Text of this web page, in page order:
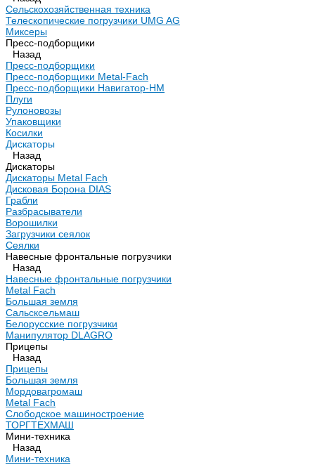
Сельскохозяйственная техника
Телескопические погрузчики UMG AG
Миксеры
Пресс-подборщики
Назад
Пресс-подборщики
Пресс-подборщики Metal-Fach
Пресс-подборщики Навигатор-НМ
Плуги
Рулоновозы
Упаковщики
Косилки
Дискаторы
Назад
Дискаторы
Дискаторы Metal Fach
Дисковая Борона DIAS
Грабли
Разбрасыватели
Ворошилки
Загрузчики сеялок
Сеялки
Навесные фронтальные погрузчики
Назад
Навесные фронтальные погрузчики
Metal Fach
Большая земля
Сальсксельмаш
Белорусские погрузчики
Манипулятор DLAGRO
Прицепы
Назад
Прицепы
Большая земля
Мордовагромаш
Metal Fach
Слободское машиностроение
ТОРГТЕХМАШ
Мини-техника
Назад
Мини-техника